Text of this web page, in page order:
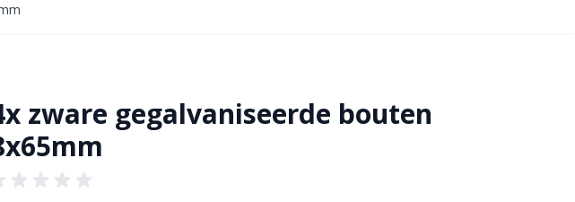
zware gegalvaniseerde bouten